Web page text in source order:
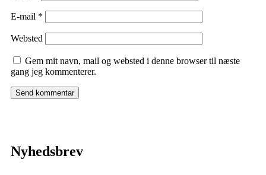
E-mail *
Websted
Gem mit navn, mail og websted i denne browser til næste
gang jeg kommenterer.
Nyhedsbrev